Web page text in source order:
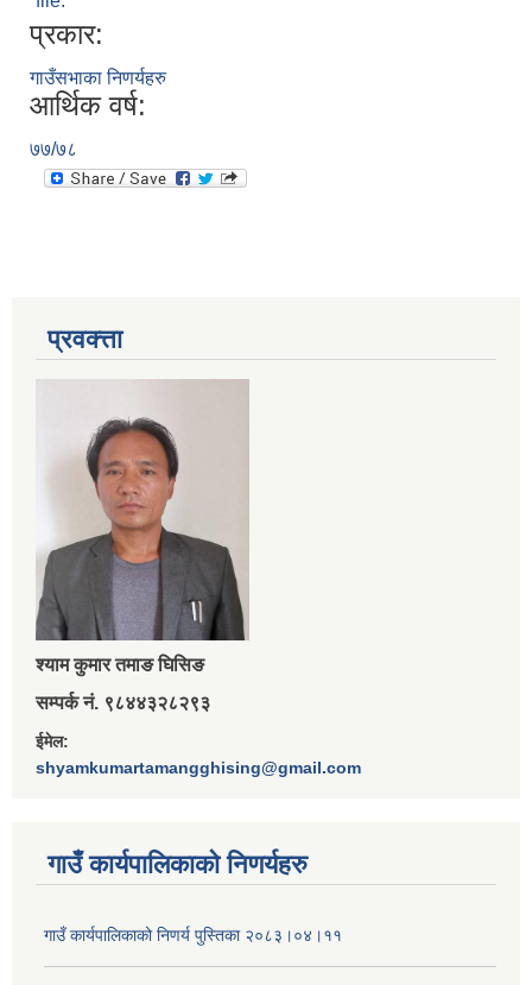
प्रकार:
गाउँसभाका निणर्यहरु
आर्थिक वर्ष:
७७/७८
प्रवक्त्ता
श्‍याम कुमार तमाङ घिसिङ
सम्पर्क नं. ९८४४३२८२९३
ईमेल:
shyamkumartamangghising@gmail.com
गाउँ कार्यपालिकाकाे निणर्यहरु
गाउँ कार्यपालिकाको निणर्य पुस्तिका २०८३।०४।११